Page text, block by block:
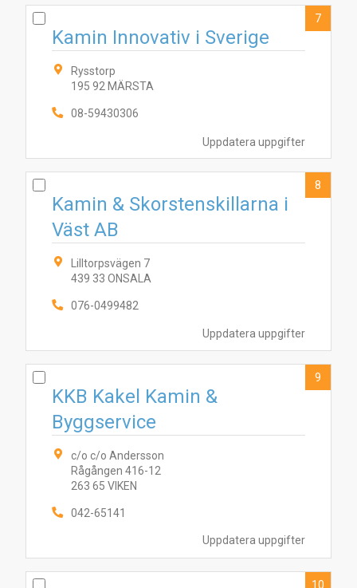
Uppdatera uppgifter
Kamin Innovativ i Sverige
Rysstorp
195 92 MÄRSTA
08-59430306
7
Uppdatera uppgifter
Kamin & Skorstenskillarna i
Väst AB
Lilltorpsvägen 7
439 33 ONSALA
076-0499482
8
Uppdatera uppgifter
KKB Kakel Kamin &
Byggservice
c/o c/o Andersson
Rågången 416-12
263 65 VIKEN
042-65141
9
10